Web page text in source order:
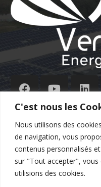
C'est nous les
Nous utilisons des
de navigation, vous
contenus personnalisés
sur "Tout accepter",
utilisions des cookies.
Contact